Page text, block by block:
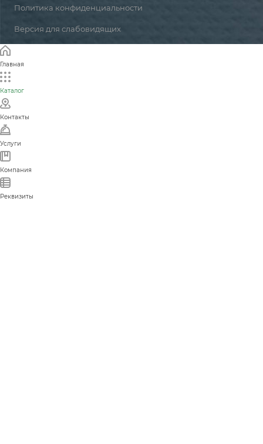
Политика конфиденциальности
Версия для слабовидящих
Главная
Каталог
Контакты
Услуги
Компания
Реквизиты